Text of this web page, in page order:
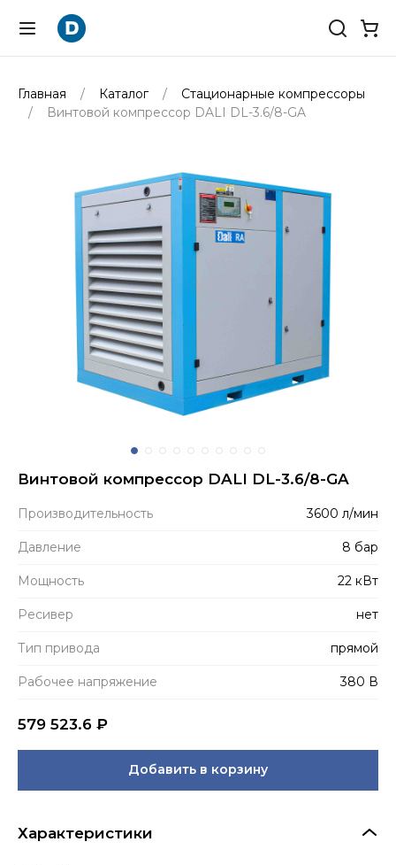
Главная Каталог
Стационарные компрессоры
Винтовой компрессор DALI DL-3.6/8-GA
Винтовой компрессор DALI DL-3.6/8-GA
Производитель­ность 3600 л/мин
Давление 8 бар
Мощность 22 кВт
Ресивер нет
Тип привода прямой
Рабочее напряжение 380 В
579 523.6 ₽
Добавить в корзину
Характеристики